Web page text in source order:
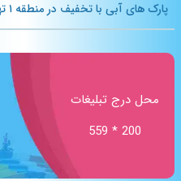
پارک های آبی با تخفیف در منطقه ۱ تهران
محل درج تبلیغات
200 * 559